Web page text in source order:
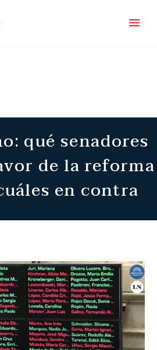
qué senadores
de la reforma
en contra